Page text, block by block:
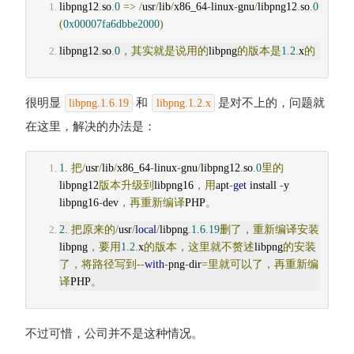
libpng12 so. 0 => /usr/lib/x86_64-linux-gnu/libpng12 so. 0
(0x00007fa6dbbe2000)
libpng12 so. 0，其实就是说用的libpng的版本是1.2 x的
很明显 libpng.1.6.19 和 libpng.1.2.x
是对不上的，问题就
在这里，解决的办法是：
1. 把/usr/lib/x86_64-linux-gnu/libpng12 so. 0里的
libpng12版本升级到 libpng16，用apt-get install -y
libpng16-dev，再重新编译PHP。
2. 把原来的/usr/local/libpng. 1.6. 19删了，重新编译安装
libpng，要用 1.2 x的版本，这里就不赘述libpng的安装
了，将路径写到--with-png-dir=里就可以了，再重新编
译PHP。
不过可惜，公司并不是这种情况。